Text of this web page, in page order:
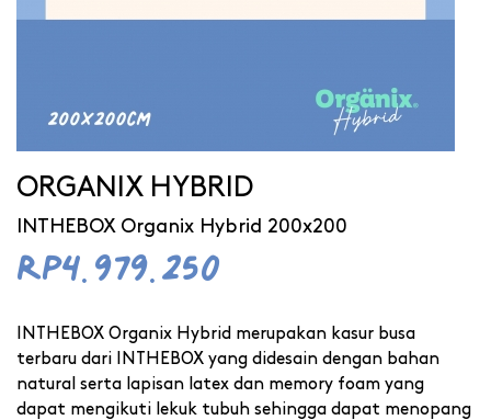
ORGANIX HYBRID
INTHEBOX Organix Hybrid 200x200
Rp4.979.250
INTHEBOX Organix Hybrid merupakan kasur busa
terbaru dari INTHEBOX yang didesain dengan bahan
natural serta lapisan latex dan memory foam yang
dapat mengikuti lekuk tubuh sehingga dapat menopang